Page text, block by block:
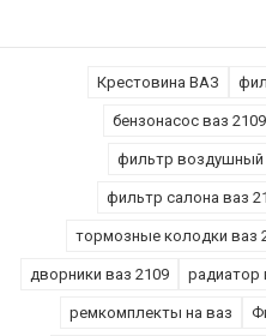
Крестовина ВАЗ
бензонасос ваз 2109
фильтр воздушный
фильтр салона ваз
тормозные колодки ваз
дворники ваз 2109 радиатор
ремкомплекты на ваз